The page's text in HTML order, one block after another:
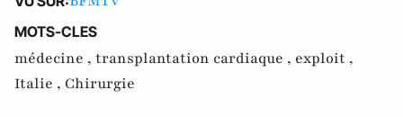
MOTS-CLES
médecine , transplantation cardiaque , exploit ,
Italie , Chirurgie